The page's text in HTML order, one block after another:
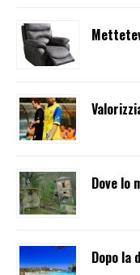
Dove lo
Dopo la